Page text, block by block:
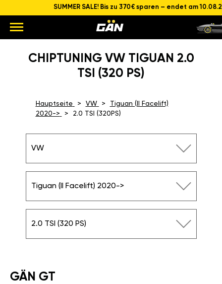
SUMMER SALE! Bis zu 370€ sparen – endet am
CHIPTUNING VW TIGUAN 2.0
TSI (320 PS)
Hauptseite VW
Tiguan (II Facelift)
2020->
2.0 TSI (320PS)
VW
Tiguan (II Facelift) 2020->
2.0 TSI (320 PS)
GÄN GT